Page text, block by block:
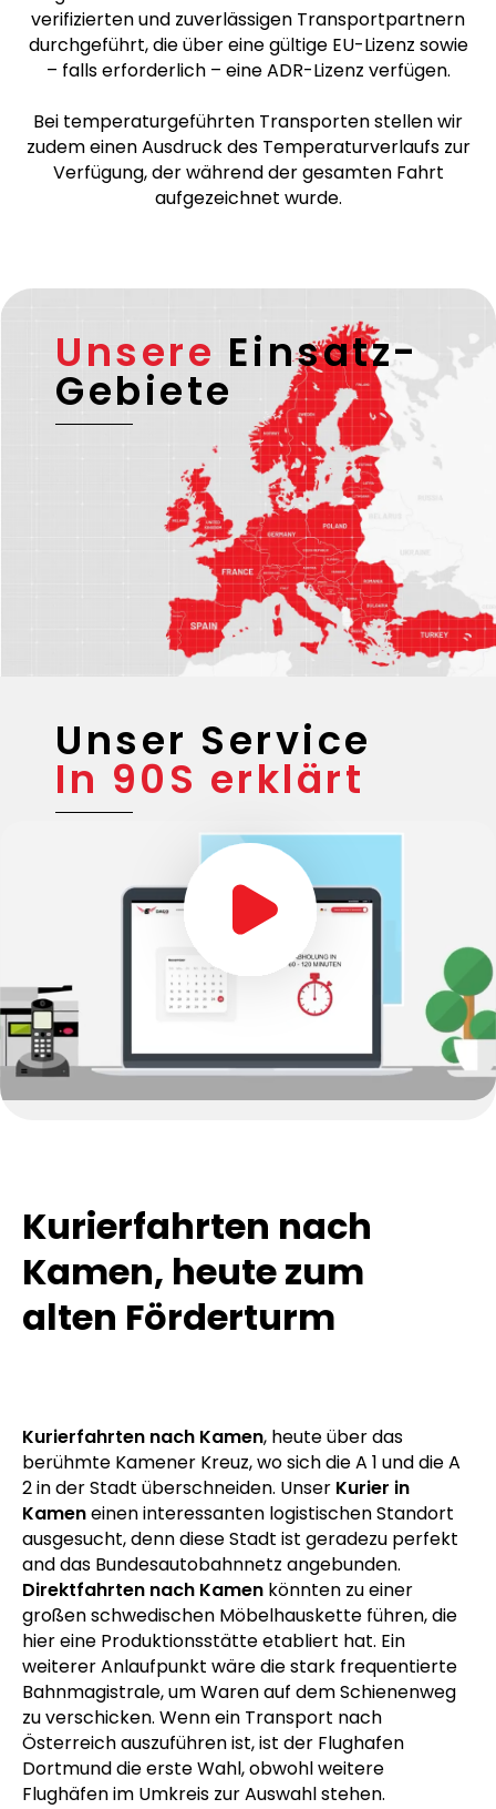
verifizierten und zuverlässigen Transportpartnern
durchgeführt, die über eine gültige EU-Lizenz sowie
– falls erforderlich – eine ADR-Lizenz verfügen.
Bei temperaturgeführten Transporten stellen wir
zudem einen Ausdruck des Temperaturverlaufs zur
Verfügung, der während der gesamten Fahrt
aufgezeichnet wurde.
Unsere Einsatz-
Gebiete
Unser Service
In 90S erklärt
Kurierfahrten nach
Kamen, heute zum
alten Förderturm
Kurierfahrten nach Kamen, heute über das
berühmte Kamener Kreuz, wo sich die A 1 und die A
2 in der Stadt überschneiden. Unser Kurier in
Kameneinen interessanten logistischen Standort
ausgesucht, denn diese Stadt ist geradezu perfekt
and das Bundesautobahnnetz angebunden.
Direktfahrten nach Kamen könnten zu einer
großen schwedischen Möbelhauskette führen, die
hier eine Produktionsstätte etabliert hat. Ein
weiterer Anlaufpunkt wäre die stark frequentierte
Bahnmagistrale, um Waren auf dem Schienenweg
zu verschicken. Wenn ein Transport nach
Österreich auszuführen ist, ist der Flughafen
Dortmund die erste Wahl, obwohl weitere
Flughäfen im Umkreis zur Auswahl stehen.